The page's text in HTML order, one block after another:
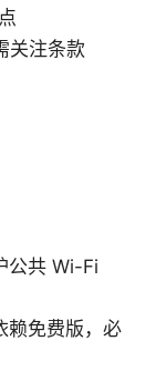
关注条款
公共 Wi-Fi
赖免费版，必